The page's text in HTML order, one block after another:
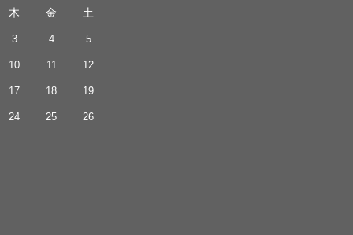
木 金 土
3 4 5
10 11 12
17 18 19
24 25 26